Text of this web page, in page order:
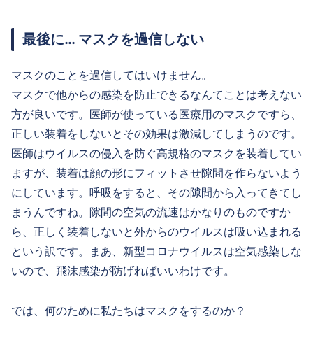
最後に… マスクを過信しない
マスクのことを過信してはいけません。
マスクで他からの感染を防止できるなんてことは考えない
方が良いです。医師が使っている医療用のマスクですら、
正しい装着をしないとその効果は激減してしまうのです。
医師はウイルスの侵入を防ぐ高規格のマスクを装着してい
ますが、装着は顔の形にフィットさせ隙間を作らないよう
にしています。呼吸をすると、その隙間から入ってきてし
まうんですね。隙間の空気の流速はかなりのものですか
ら、正しく装着しないと外からのウイルスは吸い込まれる
という訳です。まあ、新型コロナウイルスは空気感染しな
いので、飛沫感染が防げればいいわけです。
では、何のために私たちはマスクをするのか？